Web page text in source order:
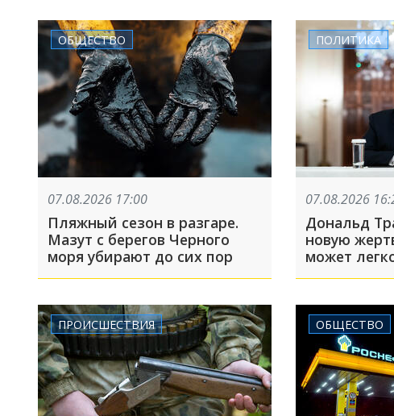
ОБЩЕСТВО
07.08.2026 17:00
Пляжный сезон в разгаре.
Мазут с берегов Черного
моря убирают до сих пор
ПОЛИТИКА
07.08.2026
Дональд
новую
может
ПРОИСШЕСТВИЯ ОБЩЕСТВО